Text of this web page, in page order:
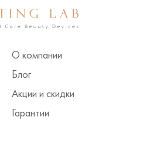
О компании
Блог
Акции и скидки
Гарантии